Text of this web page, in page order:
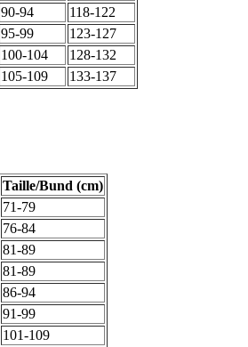
90-94
118-122
95-99
123-127
100-104
128-132
105-109 133-137
Taille/Bund (cm)
71-79
76-84
81-89
81-89
86-94
91-99
101-109